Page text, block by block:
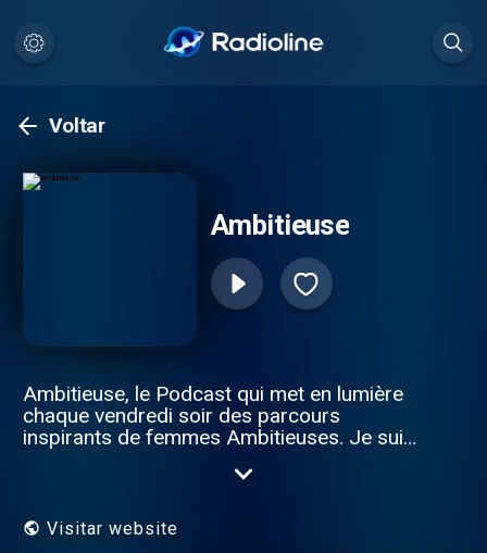
Voltar
Ambitieuse
Ambitieuse, le Podcast qui met en lumière
chaque vendredi soir des parcours
inspirants de femmes Ambitieuses. Je suis
sur différentes plateformes depuis
réseaux sociaux sous le nom d'Elyrose. J’ai
Visitar website